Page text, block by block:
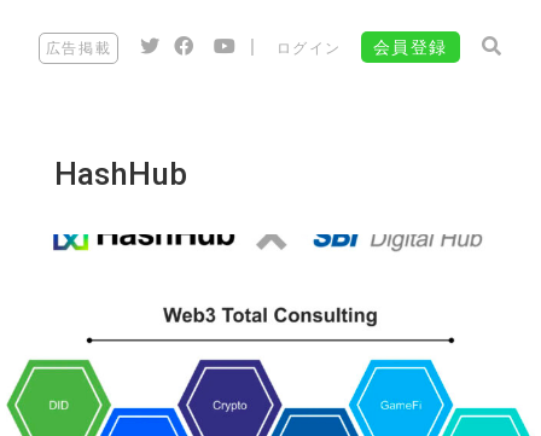
広告掲載 ログイン 会員登録
HashHub